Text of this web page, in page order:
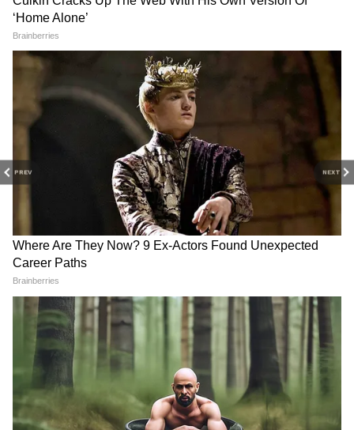
PREV NEXT
3
10
Image Credit :
বাল্টিক সাগরে অসঙ্গতি